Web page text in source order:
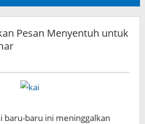
Pesan Menyentuh untuk
baru-baru ini meninggalkan